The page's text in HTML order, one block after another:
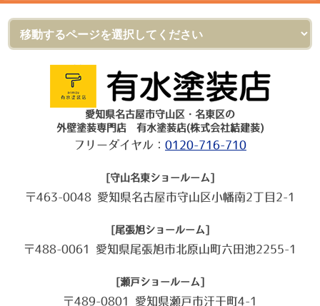
愛知県名古屋市守山区・名東区の
外壁塗装専門店 有水塗装店(株式会社結建装)
フリーダイヤル： 0120-716-710
[守山名東ショールーム]
〒463-0048 愛知県名古屋市守山区小幡南2丁目2-1
[尾張旭ショールーム]
〒488-0061 愛知県尾張旭市北原山町六田池2255-1
[瀬戸ショールーム]
〒489-0801 愛知県瀬戸市汗干町4-1